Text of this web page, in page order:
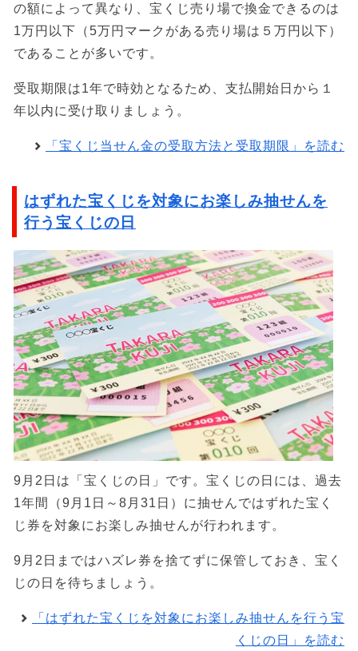
の額によって異なり、宝くじ売り場で換金できるのは
1万円以下（5万円マークがある売り場は５万円以下）
であることが多いです。
受取期限は1年で時効となるため、支払開始日から１
年以内に受け取りましょう。
「宝くじ当せん金の受取方法と受取期限」を読む
はずれた宝くじを対象にお楽しみ抽せんを
行う宝くじの日
9月2日は「宝くじの日」です。宝くじの日には、過去
1年間（9月1日～8月31日）に抽せんではずれた宝く
じ券を対象にお楽しみ抽せんが行われます。
9月2日まではハズレ券を捨てずに保管しておき、宝く
じの日を待ちましょう。
「はずれた宝くじを対象にお楽しみ抽せんを行う宝
くじの日」を読む